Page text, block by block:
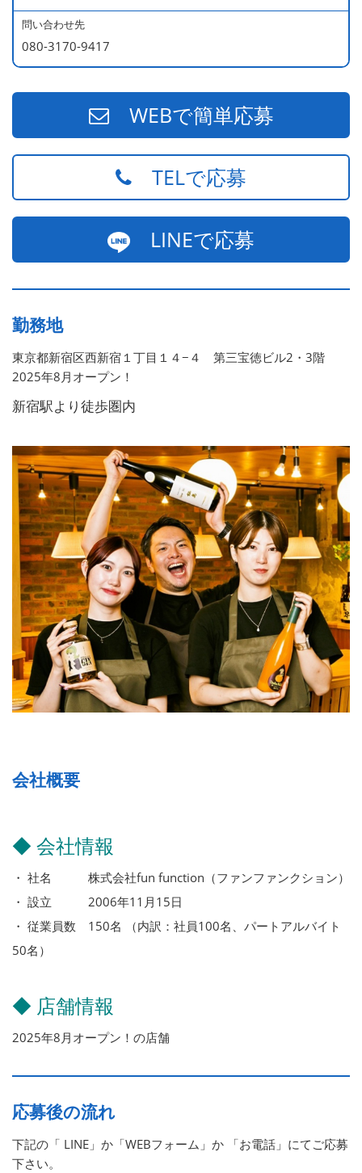
問い合わせ先
080-3170-9417
WEBで簡単応募
TELで応募
LINEで応募
勤務地
東京都新宿区西新宿１丁目１４−４ 第三宝徳ビル2・3階
2025年8月オープン！
新宿駅より徒歩圏内
会社概要
◆ 会社情報
・ 社名 株式会社fun function（ファンファンクション）
・ 設立 2006年11月15日
・ 従業員数 150名 （内訳：社員100名、パートアルバイト
50名）
◆ 店舗情報
2025年8月オープン！の店舗
応募後の流れ
下記の「 LINE」か「WEBフォーム」か 「お電話」にてご応募
下さい。